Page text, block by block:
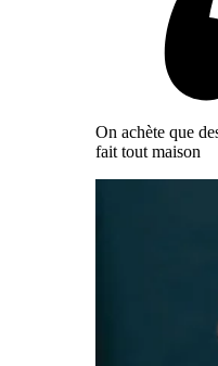
On achète que
fait tout maison